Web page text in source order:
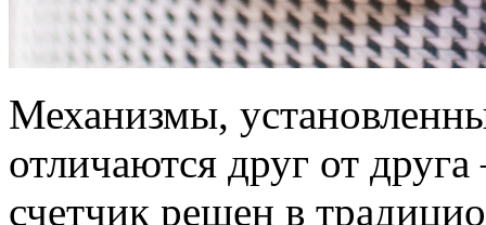
Механизмы,
отличаются друг от
счетчик решен в